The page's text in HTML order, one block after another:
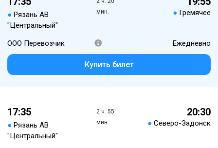
● Рязань АВ
"Центральный"
мин.
● Гремячее
ООО Перевозчик Ежедневно
Купить билет
17:35
● Рязань АВ
"Центральный"
2 ч. 55
мин.
20:30
● Северо-Задонск